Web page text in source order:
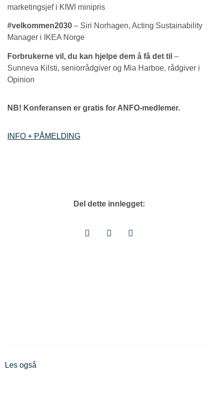
marketingsjef i KIWI minipris
#velkommen2030 – Siri Norhagen, Acting Sustainability
Manager i IKEA Norge
Forbrukerne vil, du kan hjelpe dem å få det til –
Sunneva Kilsti, seniorrådgiver og Mia Harboe, rådgiver i
Opinion
NB! Konferansen er gratis for ANFO-medlemer.
INFO + PÅMELDING
Del dette innlegget:
Les også